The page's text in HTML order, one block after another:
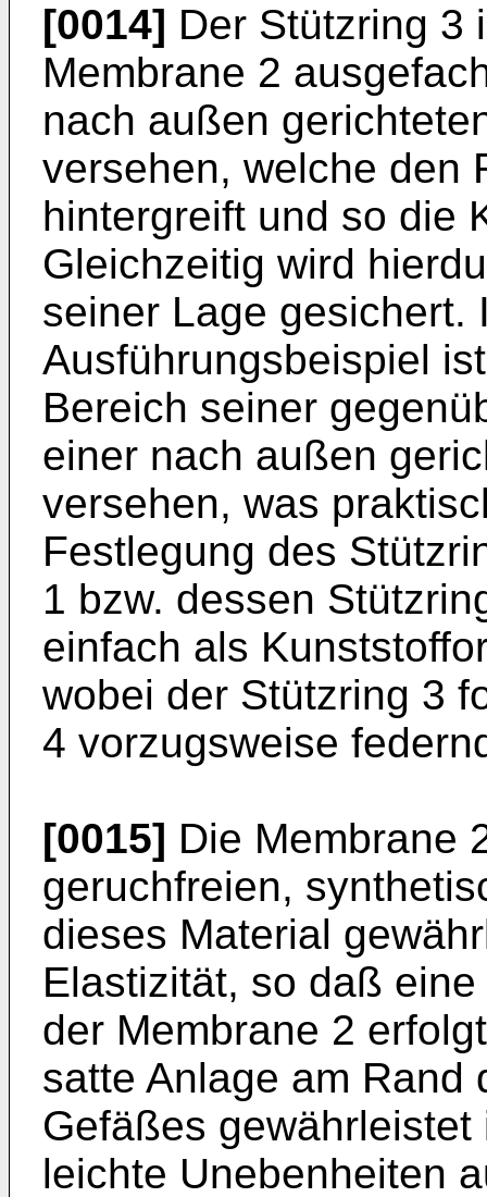
[0014] Der Stützring 3
Membrane 2
nach außen
versehen, welche den
hintergreift und so die
Gleichzeitig wird
seiner Lage gesichert.
Ausführungsbeispiel
Bereich seiner
einer nach außen
versehen, was
Festlegung des
1 bzw. dessen
einfach als
wobei der Stützring 3
4 vorzugsweise
[0015] Die Membrane
geruchfreien,
dieses Material
Elastizität, so daß
der Membrane 2
satte Anlage am
Gefäßes
leichte Unebenheiten